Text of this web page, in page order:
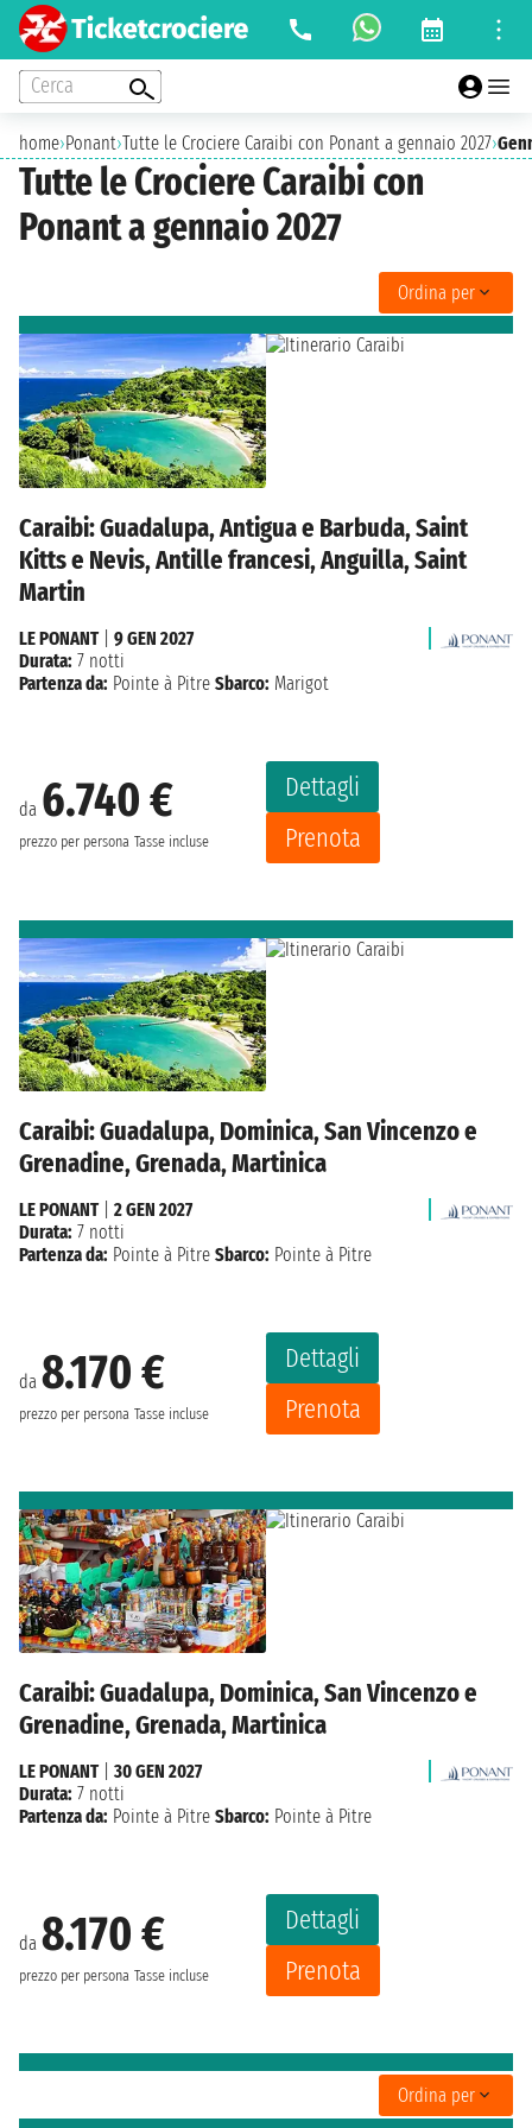
Cerca
home›Ponant›Tutte le Crociere Caraibi con Ponant a gennaio 2027›
Tutte le Crociere Caraibi con
Ponant a gennaio 2027
Ordina per
Caraibi: Guadalupa, Antigua e Barbuda, Saint
Kitts e Nevis, Antille francesi, Anguilla, Saint
Martin
da 6.740 €
prezzo per persona Tasse incluse
Dettagli
Prenota
LE PONANT| 9 GEN 2027
Durata: 7 notti
Partenza da: Pointe à Pitre Sbarco: Marigot
Caraibi: Guadalupa, Dominica, San Vincenzo e
Grenadine, Grenada, Martinica
da 8.170 €
prezzo per persona Tasse incluse
Dettagli
Prenota
LE PONANT| 2 GEN 2027
Durata: 7 notti
Partenza da: Pointe à Pitre Sbarco: Pointe à Pitre
Caraibi: Guadalupa, Dominica, San Vincenzo e
Grenadine, Grenada, Martinica
da 8.170 €
prezzo per persona Tasse incluse
Dettagli
Prenota
LE PONANT| 30 GEN 2027
Durata: 7 notti
Partenza da: Pointe à Pitre Sbarco: Pointe à Pitre
Ordina per